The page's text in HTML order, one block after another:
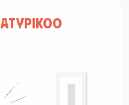
atypikoo